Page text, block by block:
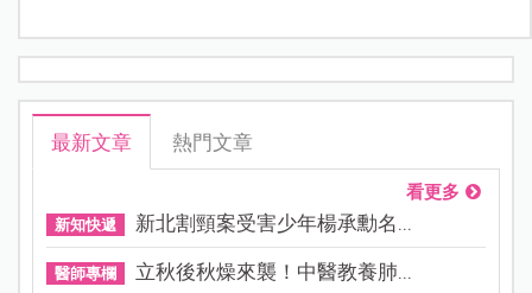
最新文章 熱門文章
看更多
新知快遞 新北割頸案受害少年楊承勳名...
醫師專欄 立秋後秋燥來襲！中醫教養肺...